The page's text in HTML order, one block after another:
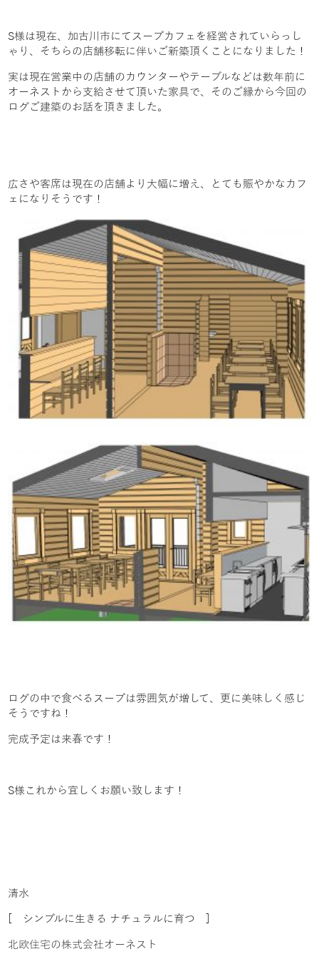
S様は現在、加古川市にてスープカフェを経営されていらっし
ゃり、そちらの店舗移転に伴いご新築頂くことになりました！
実は現在営業中の店舗のカウンターやテーブルなどは数年前に
オーネストから支給させて頂いた家具で、そのご縁から今回の
ログご建築のお話を頂きました。
広さや客席は現在の店舗より大幅に増え、とても賑やかなカフ
ェになりそうです！
ログの中で食べるスープは雰囲気が増して、更に美味しく感じ
そうですね！
完成予定は来春です！
S様これから宜しくお願い致します！
清水
[ シンプルに生きる ナチュラルに育つ ]
北欧住宅の株式会社オーネスト